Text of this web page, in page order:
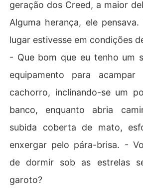
geração dos Creed, a maior
Alguma herança, ele
lugar estivesse em condições
- Que bom que eu tenho um
equipamento para
cachorro, inclinando-se um
banco, enquanto abria
subida coberta de mato,
enxergar pelo pára-brisa. -
de dormir sob as estrelas
garoto?